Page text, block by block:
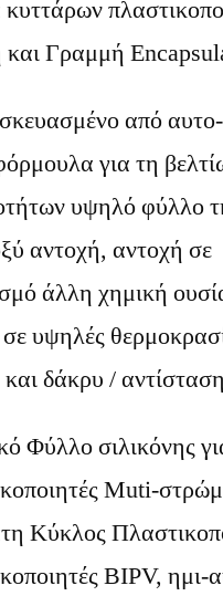
και Γραμμή
από
για τη
υψηλό φύλλο
αντοχή, αντοχή σε
άλλη χημική
υψηλές
δάκρυ /
Φύλλο σιλικόνης
Muti-
Κύκλος
BIPV, ημι-